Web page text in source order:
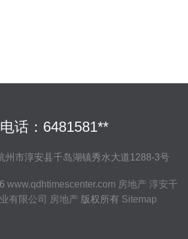
电话：6481581**
州市淳安县千岛湖镇秀水大道1288-3号
www.qdhtimescenter.com 房地产 淳安千
有限公司 房地产 版权所有 Sitemap